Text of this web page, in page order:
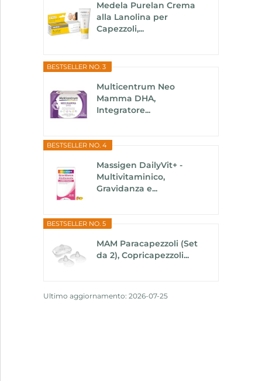
Medela Purelan Crema
alla Lanolina per
Capezzoli,...
BESTSELLER NO. 3
Multicentrum Neo
Mamma DHA,
Integratore...
BESTSELLER NO. 4
Massigen DailyVit+ -
Multivitaminico,
Gravidanza e...
BESTSELLER NO. 5
MAM Paracapezzoli (Set
da 2), Copricapezzoli...
Ultimo aggiornamento: 2026-07-25